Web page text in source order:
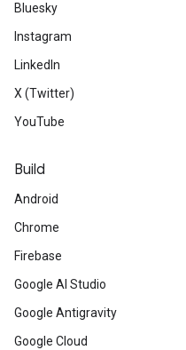
Bluesky
Instagram
LinkedIn
X (Twitter)
YouTube
Build
Android
Chrome
Firebase
Google AI Studio
Google Antigravity
Google Cloud